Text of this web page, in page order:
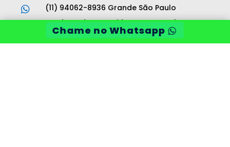

(11) 94062-8936 Grande São Paulo
vendas@desentupidoraama.com.br
Av. Brigadeiro Faria Lima, 1811 Jardim
Paulistano - São Paulo
Chame no Whatsapp